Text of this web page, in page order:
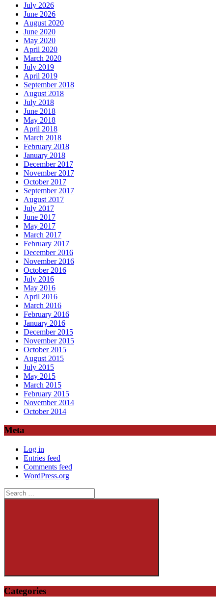
July 2026
June 2026
August 2020
June 2020
May 2020
April 2020
March 2020
July 2019
April 2019
September 2018
August 2018
July 2018
June 2018
May 2018
April 2018
March 2018
February 2018
January 2018
December 2017
November 2017
October 2017
September 2017
August 2017
July 2017
June 2017
May 2017
March 2017
February 2017
December 2016
November 2016
October 2016
July 2016
May 2016
April 2016
March 2016
February 2016
January 2016
December 2015
November 2015
October 2015
August 2015
July 2015
May 2015
March 2015
February 2015
November 2014
October 2014
Meta
Log in
Entries feed
Comments feed
WordPress.org
Search
for:
Search
Categories